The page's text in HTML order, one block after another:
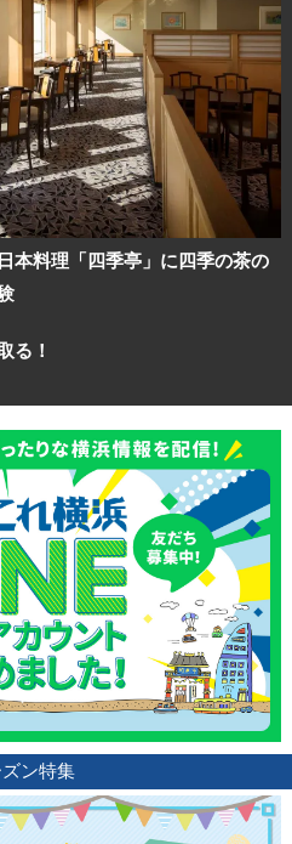
本料理「四季亭」に四季の茶の
る！
ン特集